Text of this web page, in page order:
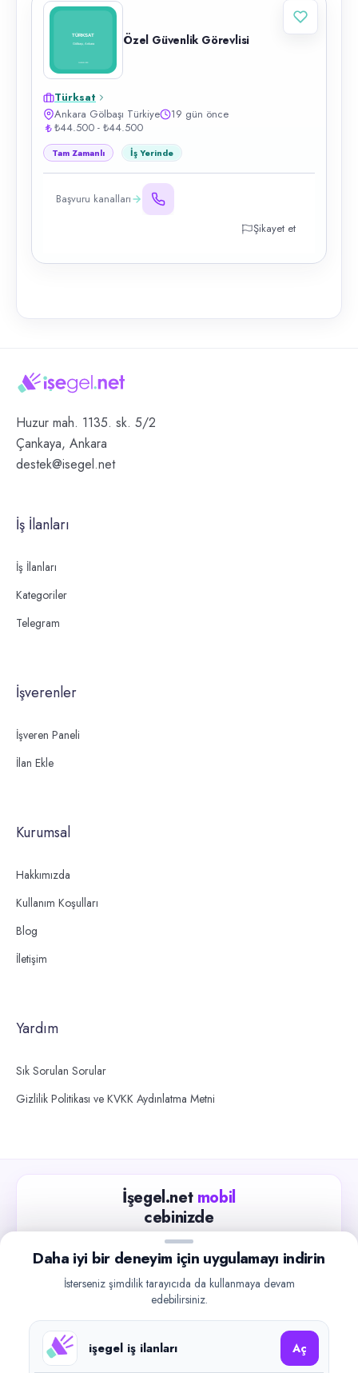
Özel Güvenlik Görevlisi
Türksat
Ankara Gölbaşı Türkiye
19 gün önce
₺44.500 - ₺44.500
Tam Zamanlı İş Yerinde
Başvuru kanalları
Şikayet et
Huzur mah. 1135. sk. 5/2
Çankaya, Ankara
destek@isegel.net
İş İlanları
İş İlanları
Kategoriler
Telegram
İşverenler
İşveren Paneli
İlan Ekle
Kurumsal
Hakkımızda
Kullanım Koşulları
Blog
İletişim
Yardım
Sık Sorulan Sorular
Gizlilik Politikası ve KVKK Aydınlatma Metni
İşegel.net mobil
cebinizde
Güncel iş ilanlarını takip edin, işverenlerle hızlıca
iletişime geçin.
Google Play
Daha iyi bir deneyim için uygulamayı indirin
İsterseniz şimdilik tarayıcıda da kullanmaya devam
edebilirsiniz.
işegel iş ilanları Aç